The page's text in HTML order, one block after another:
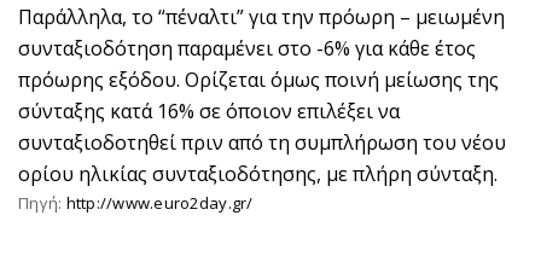
Παράλληλα, το “πέναλτι” για την πρόωρη – μειωμένη
συνταξιοδότηση παραμένει στο -6% για κάθε έτος
πρόωρης εξόδου. Ορίζεται όμως ποινή μείωσης της
σύνταξης κατά 16% σε όποιον επιλέξει να
συνταξιοδοτηθεί πριν από τη συμπλήρωση του νέου
ορίου ηλικίας συνταξιοδότησης, με πλήρη σύνταξη.
Πηγή: http://www.euro2day.gr/